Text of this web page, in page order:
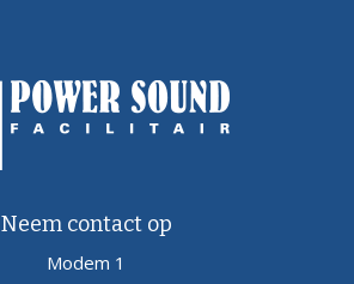
Neem contact op
Modem 1